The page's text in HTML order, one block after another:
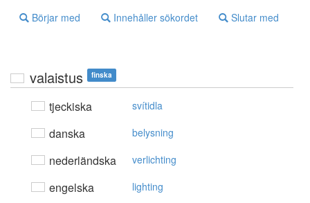
Börjar med Innehåller sökordet Slutar med
valaistus finska
tjeckiska svítidla
danska belysning
nederländska verlichting
engelska lighting